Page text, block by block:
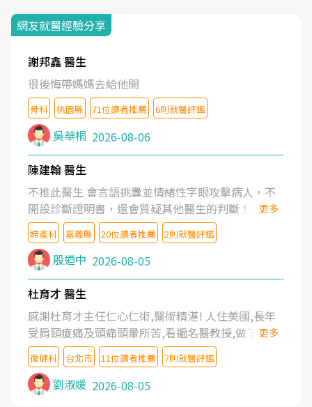
網友就醫經驗分享
謝邦鑫 醫生
很後悔帶媽媽去給他開
骨科 桃園縣 71位讀者推薦 6則就醫評鑑
吳華桐 2026-08-06
陳建翰 醫生
不推此醫生 會言語挑釁並情緒性字眼攻擊病人，不
開設診斷證明書，還會質疑其他醫生的判斷！
更多
婦產科 嘉義縣 20位讀者推薦 2則就醫評鑑
殷迺中 2026-08-05
杜育才 醫生
感謝杜育才主任仁心仁術,醫術精湛! 人住美國,長年
受肩頸痠痛及頭痛頭暈所苦,看遍名醫教授,做了各種
檢查,也嘗試過西醫打針,中醫針灸及物理徒手治療都
沒有用,後來連吃到嗎啡類止痛藥都效果有限,只是壓
症狀,沒多久就痛起來,多年失眠嚴重影響生活品質.
台灣親友介紹忠孝醫院杜育才主任是頸頭症候群專
更多
復健科 台北市 11位讀者推薦 7則就醫評鑑
劉淑媛 2026-08-05